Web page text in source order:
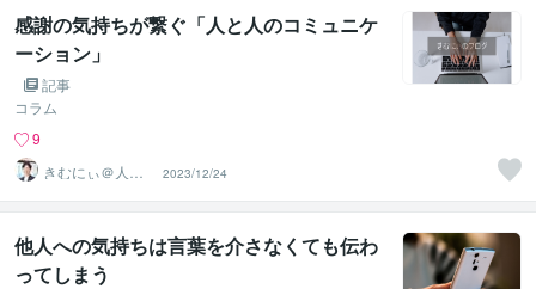
感謝の気持ちが繋ぐ「人と人のコミュニケ
ーション」
記事
コラム
9
きむにぃ＠人と
組織を元気にす
るキャリコン
2023/12/24
他人への気持ちは言葉を介さなくても伝わ
ってしまう